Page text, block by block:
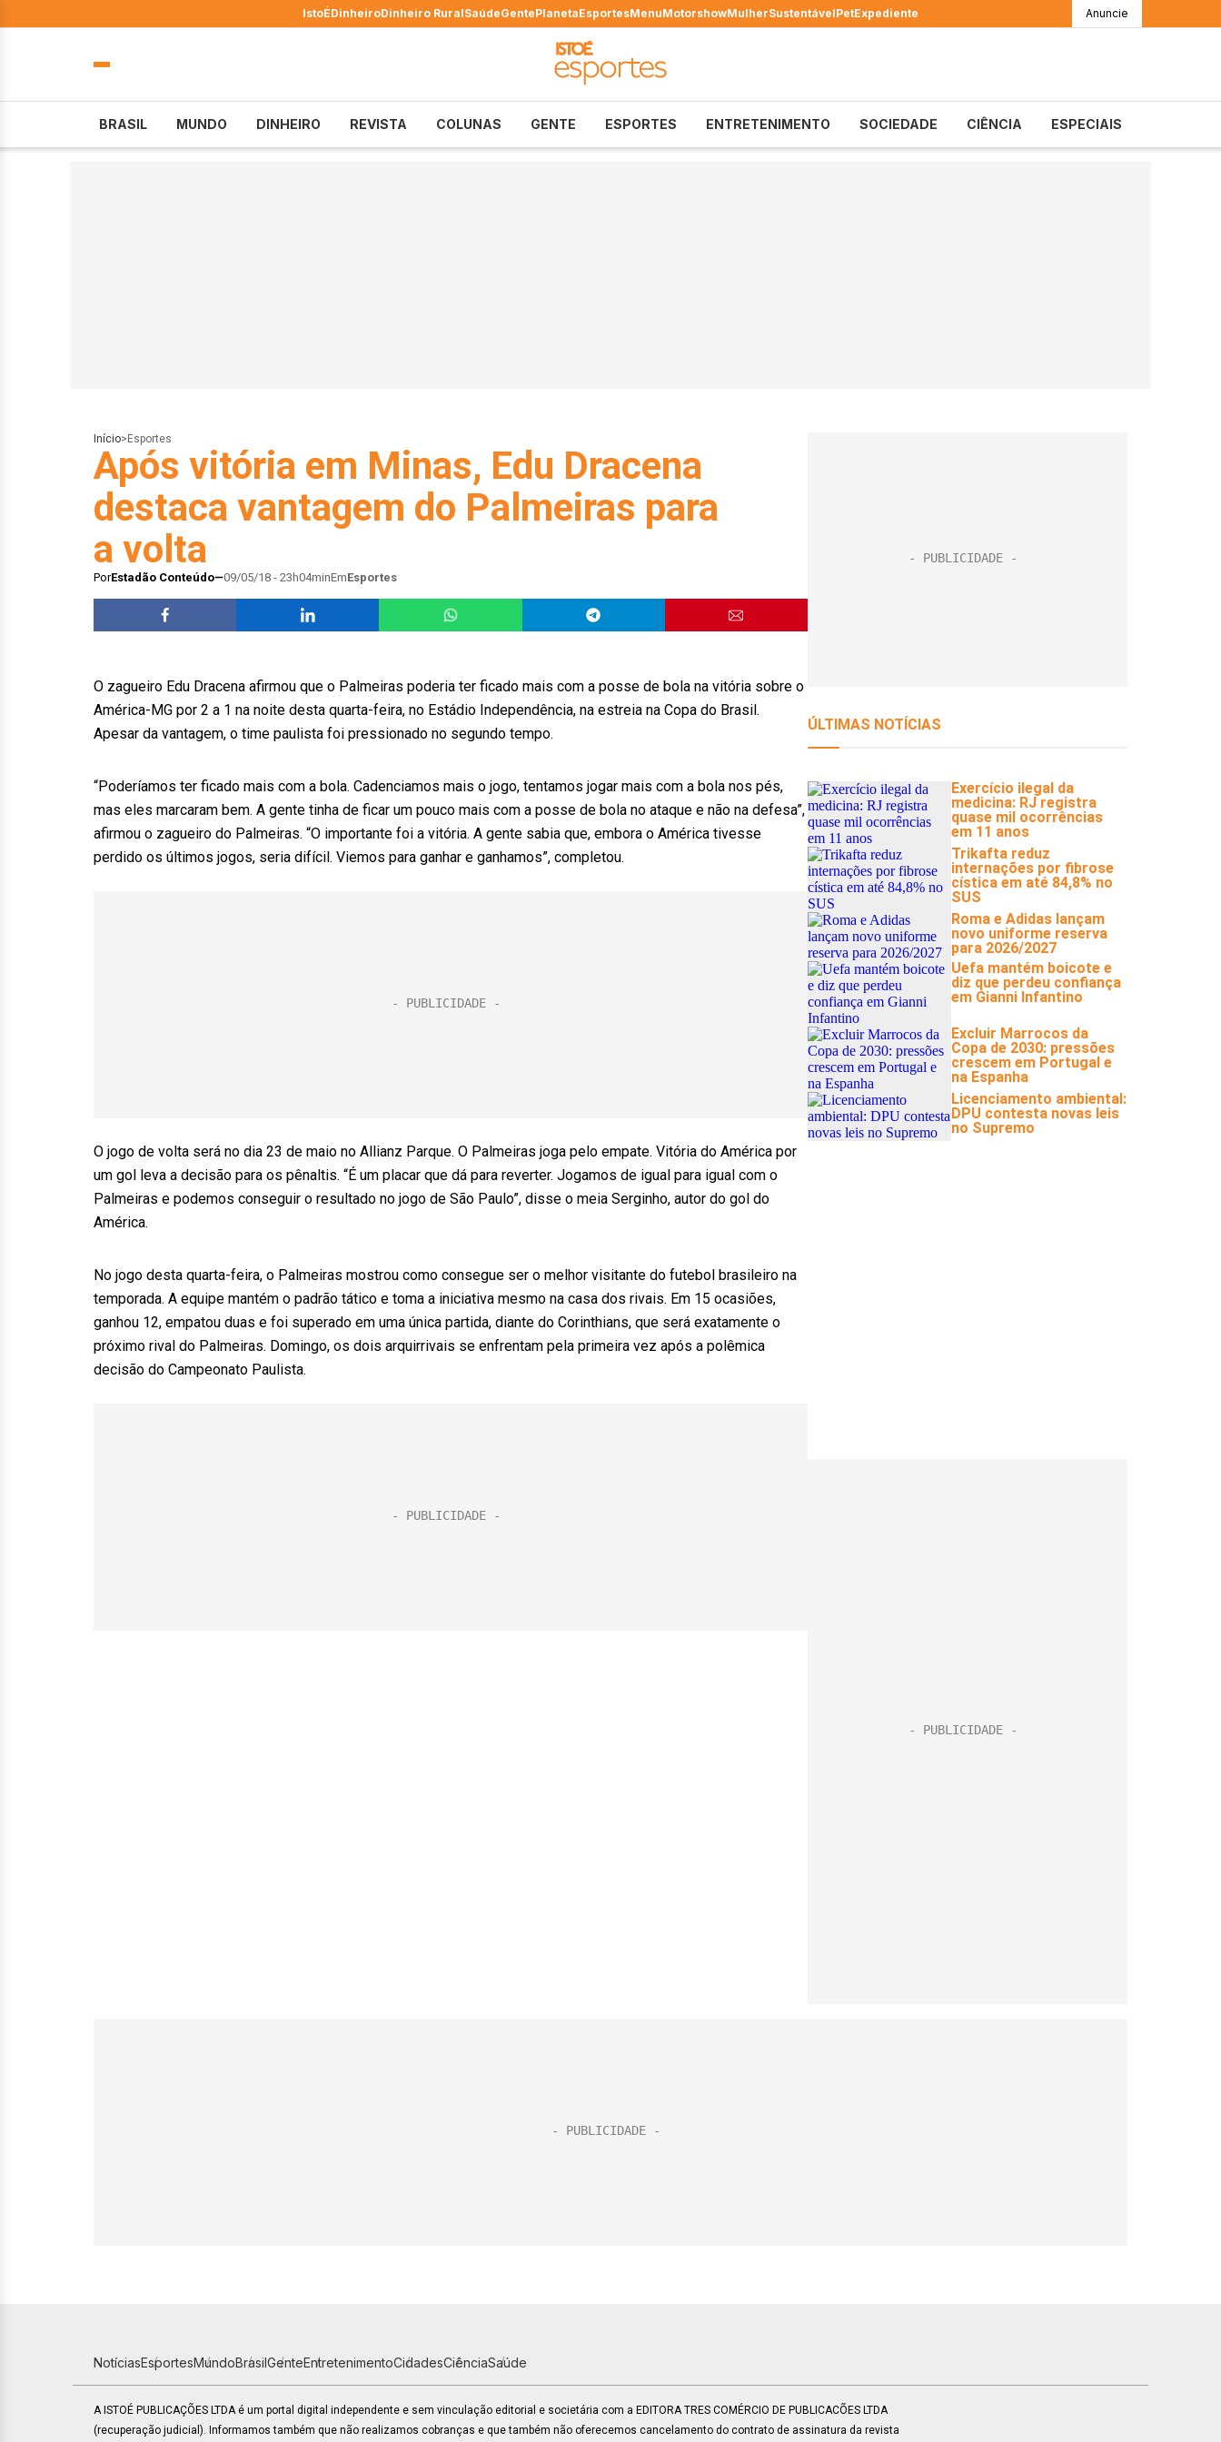
IstoÉDinheiroDinheiro RuralSaúdeGentePlanetaEsportesMenuMotorshowMulherSustentávelPetExpediente Anuncie
BRASIL MUNDO DINHEIRO REVISTA COLUNAS GENTE ESPORTES ENTRETENIMENTO SOCIEDADE CIÊNCIA ESPECIAIS
Início> Esportes
Após vitória em Minas, Edu Dracena
destaca vantagem do Palmeiras para
a volta
PorEstadão Conteúdo 09/05/18 - 23h04minEmEsportes
O zagueiro Edu Dracena afirmou que o Palmeiras poderia ter ficado mais com a posse de bola na vitória sobre o
América-MG por 2 a 1 na noite desta quarta-feira, no Estádio Independência, na estreia na Copa do Brasil.
Apesar da vantagem, o time paulista foi pressionado no segundo tempo.
“Poderíamos ter ficado mais com a bola. Cadenciamos mais o jogo, tentamos jogar mais com a bola nos pés,
mas eles marcaram bem. A gente tinha de ficar um pouco mais com a posse de bola no ataque e não na defesa”,
afirmou o zagueiro do Palmeiras. “O importante foi a vitória. A gente sabia que, embora o América tivesse
perdido os últimos jogos, seria difícil. Viemos para ganhar e ganhamos”, completou.
O jogo de volta será no dia 23 de maio no Allianz Parque. O Palmeiras joga pelo empate. Vitória do América por
um gol leva a decisão para os pênaltis. “É um placar que dá para reverter. Jogamos de igual para igual com o
Palmeiras e podemos conseguir o resultado no jogo de São Paulo”, disse o meia Serginho, autor do gol do
América.
No jogo desta quarta-feira, o Palmeiras mostrou como consegue ser o melhor visitante do futebol brasileiro na
temporada. A equipe mantém o padrão tático e toma a iniciativa mesmo na casa dos rivais. Em 15 ocasiões,
ganhou 12, empatou duas e foi superado em uma única partida, diante do Corinthians, que será exatamente o
próximo rival do Palmeiras. Domingo, os dois arquirrivais se enfrentam pela primeira vez após a polêmica
decisão do Campeonato Paulista.
NotíciasEsportesMundoBrasilGenteEntretenimentoCidadesCiênciaSaúde
A ISTOÉ PUBLICAÇÕES LTDA é um portal digital independente e sem vinculação editorial e societária com a EDITORA TRES COMÉRCIO DE PUBLICACÕES LTDA
(recuperação judicial). Informamos também que não realizamos cobranças e que também não oferecemos cancelamento do contrato de assinatura da revista